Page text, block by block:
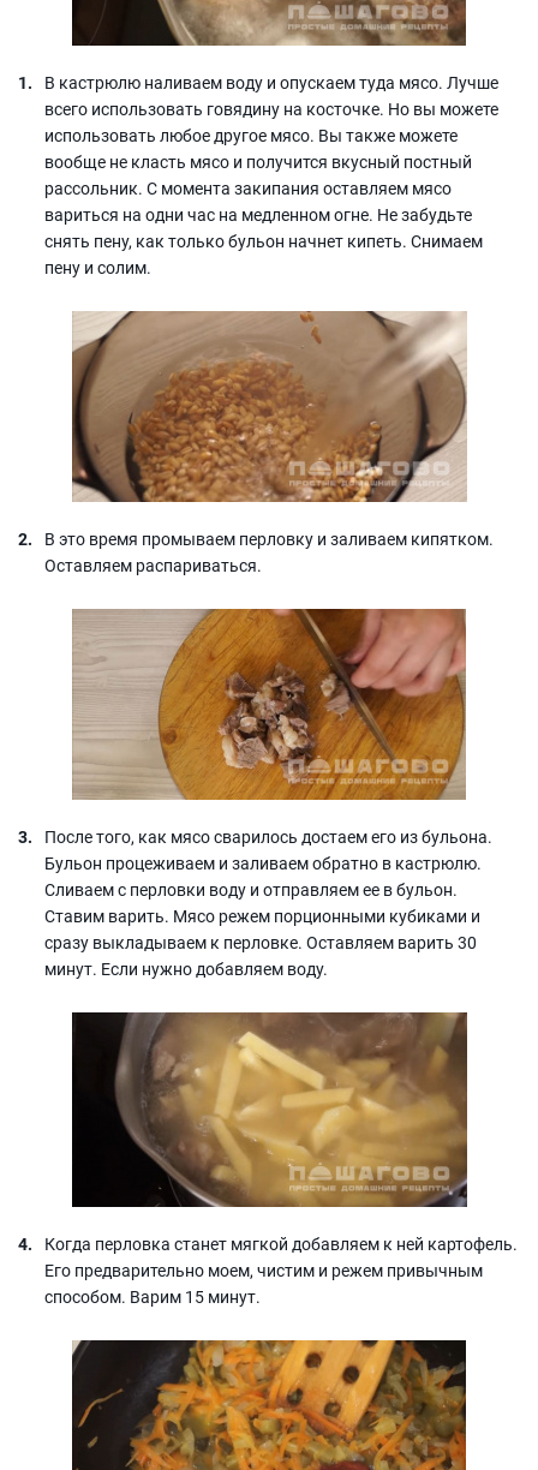
В кастрюлю наливаем воду и опускаем туда мясо. Лучше
всего использовать говядину на косточке. Но вы можете
использовать любое другое мясо. Вы также можете
вообще не класть мясо и получится вкусный постный
рассольник. С момента закипания оставляем мясо
вариться на одни час на медленном огне. Не забудьте
снять пену, как только бульон начнет кипеть. Снимаем
пену и солим.
В это время промываем перловку и заливаем кипятком.
Оставляем распариваться.
После того, как мясо сварилось достаем его из бульона.
Бульон процеживаем и заливаем обратно в кастрюлю.
Сливаем с перловки воду и отправляем ее в бульон.
Ставим варить. Мясо режем порционными кубиками и
сразу выкладываем к перловке. Оставляем варить 30
минут. Если нужно добавляем воду.
Когда перловка станет мягкой добавляем к ней картофель.
Его предварительно моем, чистим и режем привычным
способом. Варим 15 минут.